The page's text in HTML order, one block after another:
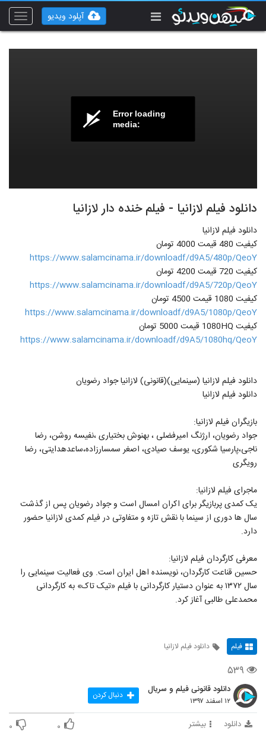
Toggle
آپلود ویدیو
Error loading
media:
دانلود فیلم لازانیا - فیلم خنده دار لازانیا
دانلود فیلم لازانیا
کیفیت 480 قیمت 4000 تومان
https://www.salamcinama.ir/downloadf/d9A5/480p/QeoY
کیفیت 720 قیمت 4200 تومان
https://www.salamcinama.ir/downloadf/d9A5/720p/QeoY
کیفیت 1080 قیمت 4500 تومان
https://www.salamcinama.ir/downloadf/d9A5/1080p/QeoY
کیفیت 1080HQ قیمت 5000 تومان
https://www.salamcinama.ir/downloadf/d9A5/1080hq/QeoY
دانلود فیلم لازانیا (سینمایی)(قانونی) لازانیا جواد رضویان
دانلود فیلم لازانیا
بازیگران فیلم لازانیا:
جواد رضویان، ارژنگ امیرفضلی ، بهنوش بختیاری ،نفیسه روشن، رضا
ناجی،پارسیا شکوری، یوسف صیادی، اصغر سمسارزاده،ساعدهدایتی، رضا
رویگری
ماجرای فیلم لازانیا:
یک کمدی پربازیگر برای اکران امسال است و جواد رضویان پس از گذشت
سال ها دوری از سینما با نقش تازه و متفاوتی در فیلم کمدی لازانیا حضور
دارد.
معرفی کارگردان فیلم لازانیا:
حسین قناعت کارگردان، نویسنده اهل ایران است. وی فعالیت سینمایی را
سال ۱۳۷۲ به عنوان دستیار کارگردانی با فیلم «تیک تاک» به کارگردانی
محمدعلی طالبی آغاز کرد.
فیلم دانلود فیلم لازانیا
۵۳۹
دانلود قانونی فیلم و سریال
۱۲ اسفند ۱۳۹۷ دنبال کردن
دانلود بیشتر ۰ ۰